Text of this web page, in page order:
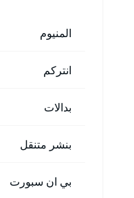
المنيوم
انتركم
بدالات
بنشر متنقل
بي ان سبورت